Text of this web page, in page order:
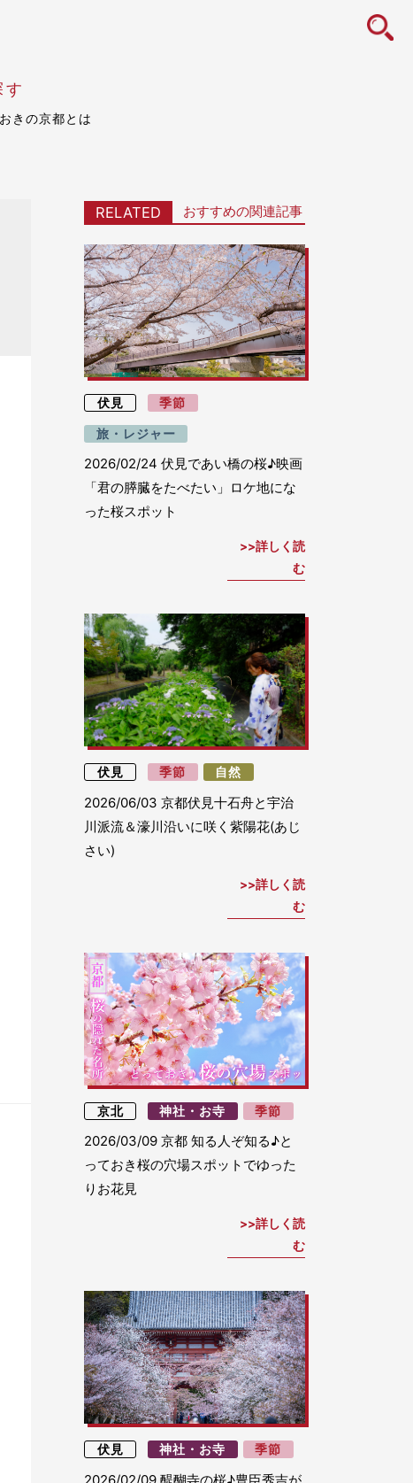
icon
きの京都とは
RELATED おすすめの関連記事
伏見 季節
旅・レジャー
2026/02/24 伏見であい橋の桜♪映画
「君の膵臓をたべたい」ロケ地にな
った桜スポット
詳しく読
む
伏見 季節 自然
2026/06/03 京都伏見十石舟と宇治
川派流＆濠川沿いに咲く紫陽花(あじ
さい)
詳しく読
む
京北 神社・お寺 季節
2026/03/09 京都 知る人ぞ知る♪と
っておき桜の穴場スポットでゆった
りお花見
詳しく読
む
伏見 神社・お寺 季節